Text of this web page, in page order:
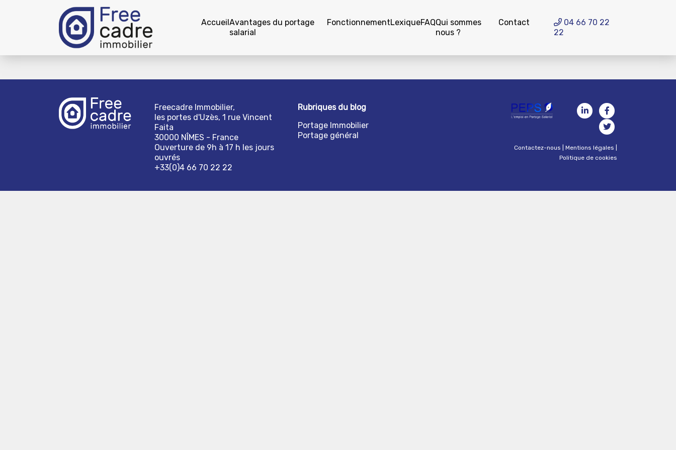
AccueilAvantages du portage
salarial
FonctionnementLexiqueFAQQui sommes
nous ?
Contact
04 66 70 22
22
Freecadre Immobilier,
les portes d'Uzès, 1 rue Vincent
Faita
30000 NÎMES - France
Ouverture de 9h à 17 h les jours
ouvrés
+33(0)4 66 70 22 22
Rubriques du blog
Portage Immobilier
Portage général
Contactez-nous Mentions légales
Politique de cookies